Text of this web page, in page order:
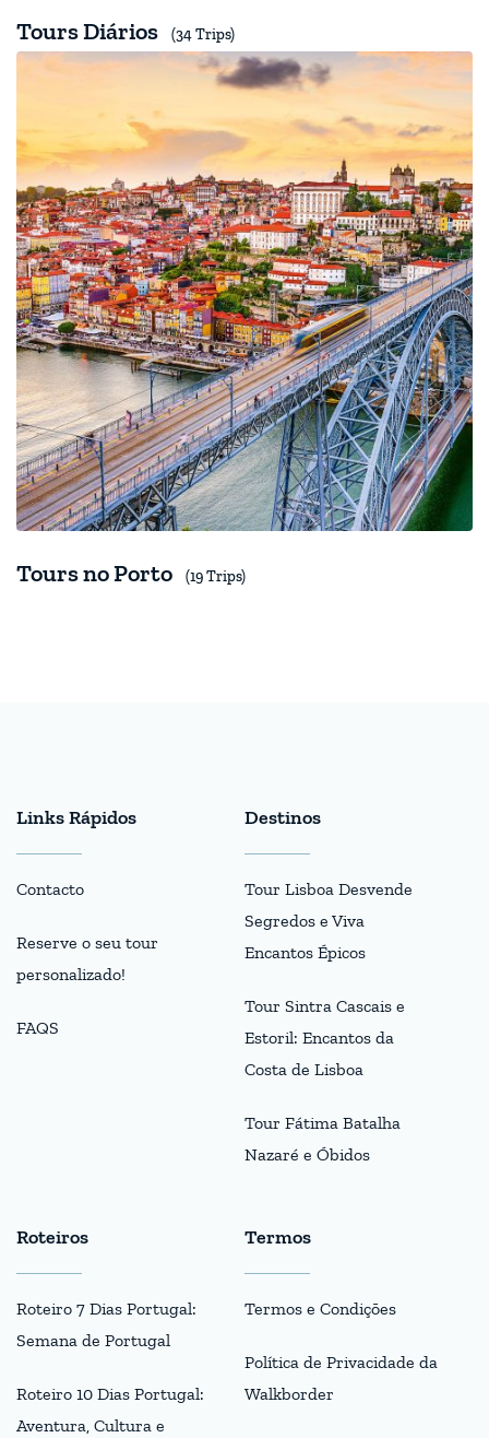
Tours Diários (34 Trips)
Tours no Porto (19 Trips)
Links Rápidos
Contacto
Reserve o seu tour
personalizado!
FAQS
Destinos
Tour Lisboa Desvende
Segredos e Viva
Encantos Épicos
Tour Sintra Cascais e
Estoril: Encantos da
Costa de Lisboa
Tour Fátima Batalha
Nazaré e Óbidos
Roteiros
Roteiro 7 Dias Portugal:
Semana de Portugal
Roteiro 10 Dias Portugal:
Aventura, Cultura e
Termos
Termos e Condições
Política de Privacidade da
Walkborder